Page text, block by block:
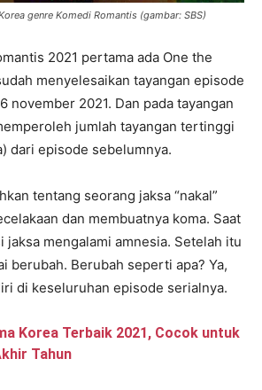
genre Komedi Romantis (gambar: SBS)
2021 pertama ada One the
menyelesaikan tayangan episode
november 2021. Dan pada tayangan
jumlah tayangan tertinggi
dari episode sebelumnya.
tentang seorang jaksa “nakal”
dan membuatnya koma. Saat
jaksa mengalami amnesia. Setelah itu
berubah. Berubah seperti apa? Ya,
di keseluruhan episode serialnya.
Korea Terbaik 2021, Cocok untuk
Tahun